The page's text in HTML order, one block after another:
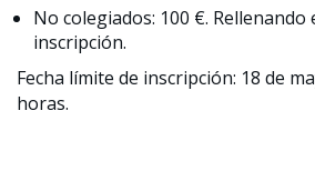
No colegiados: 100 €. Rellenando
inscripción.
Fecha límite de inscripción: 18 de
horas.